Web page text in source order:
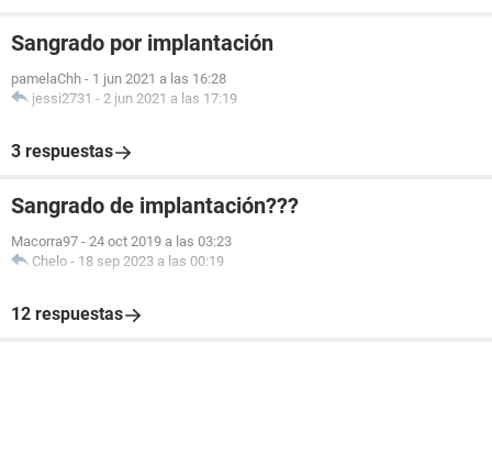
Sangrado por implantación
pamelaChh - 1 jun 2021 a las 16:28
jessi2731 - 2 jun 2021 a las 17:19
3 respuestas
Sangrado de implantación???
Macorra97 - 24 oct 2019 a las 03:23
Chelo - 18 sep 2023 a las 00:19
12 respuestas